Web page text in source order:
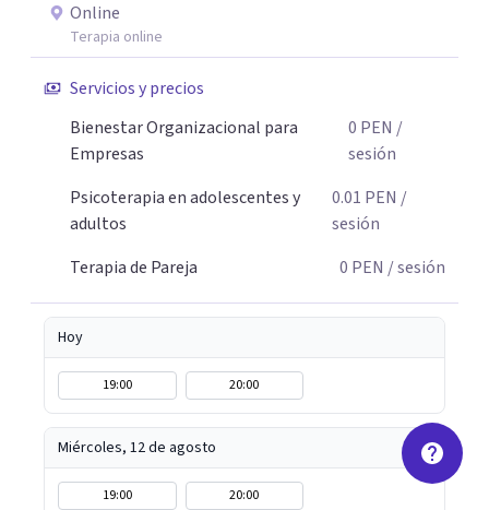
espacio para lo que de verdad importa. El cambio
empieza cuando das el primer paso. Aquí tienes un
espacio seguro para hacerlo.
Online
Terapia online
Servicios y precios
Bienestar Organizacional para
Empresas
0 PEN /
sesión
Psicoterapia en adolescentes y
adultos
0.01 PEN /
sesión
Terapia de Pareja
0 PEN / sesión
Hoy
19:00 20:00
Miércoles, 12 de agosto
19:00 20:00